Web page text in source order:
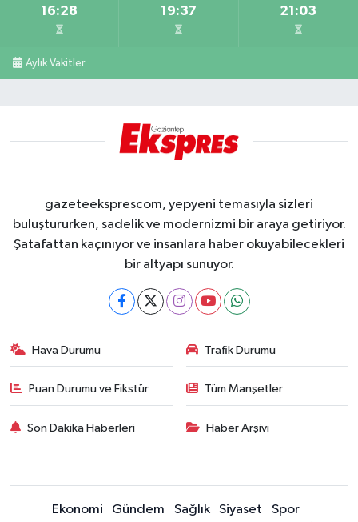
16:28 19:37 21:03
Aylık Vakitler
gazeteeksprescom, yepyeni temasıyla sizleri
buluştururken, sadelik ve modernizmi bir araya getiriyor.
Şatafattan kaçınıyor ve insanlara haber okuyabilecekleri
bir altyapı sunuyor.
Hava Durumu Trafik Durumu
Puan Durumu ve Fikstür Tüm Manşetler
Son Dakika Haberleri Haber Arşivi
Ekonomi Gündem Sağlık Siyaset
Spor